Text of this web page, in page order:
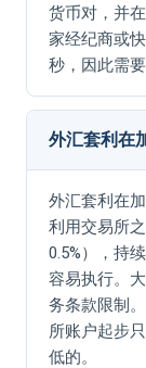
货币对，并
家经纪商或
秒，因此需
外汇套利在
外汇套利在
利用交易所
0.5%），持
容易执行。
务条款限制
所账户起步
低的。